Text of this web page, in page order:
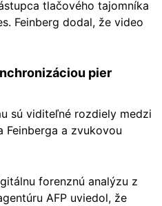
tlačového tajomníka
Feinberg dodal, že video
pier
sú viditeľné rozdiely medzi
Feinberga a zvukovou
forenznú analýzu z
AFP uviedol, že